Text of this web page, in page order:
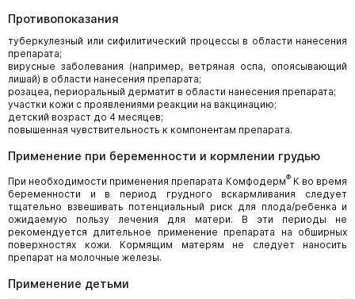
Противопоказания
туберкулезный или сифилитический процессы в области нанесения
препарата;
вирусные заболевания (например, ветряная оспа, опоясывающий
лишай) в области нанесения препарата;
розацеа, периоральный дерматит в области нанесения препарата;
участки кожи с проявлениями реакции на вакцинацию;
детский возраст до 4 месяцев;
повышенная чувствительность к компонентам препарата.
Применение при беременности и кормлении грудью
При необходимости применения препарата Комфодерм®К во время
беременности и в период грудного вскармливания следует
тщательно взвешивать потенциальный риск для плода/ребенка и
ожидаемую пользу лечения для матери. В эти периоды не
рекомендуется длительное применение препарата на обширных
поверхностях кожи. Кормящим матерям не следует наносить
препарат на молочные железы.
Применение детьми